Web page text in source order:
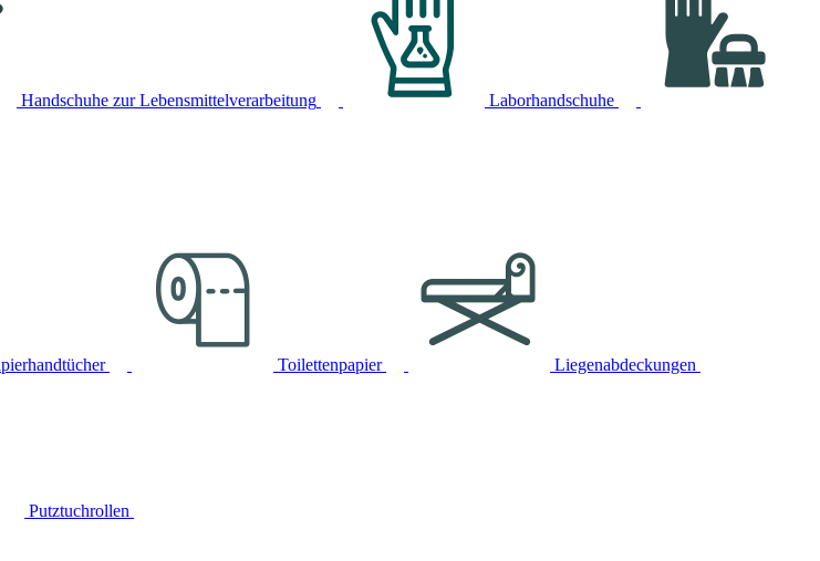
Handschuhe zur Lebensmittelverarbeitung
Laborhandschuhe
Toilettenpapier Liegenabdeckungen
Putztuchrollen